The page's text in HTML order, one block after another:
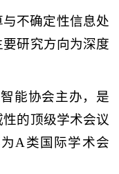
不确定性信息处
研究方向为深度
能协会主办，是
的顶级学术会议
A类国际学术会